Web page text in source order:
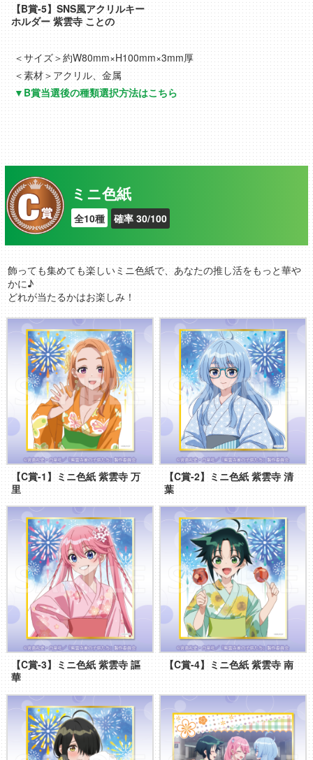
【B賞-5】SNS風アクリルキー
ホルダー 紫雲寺 ことの
＜サイズ＞約W80mm×H100mm×3mm厚
＜素材＞アクリル、金属
▼B賞当選後の種類選択方法はこちら
ミニ色紙
全10種 確率 30/100
飾っても集めても楽しいミニ色紙で、あなたの推し活をもっと華や
かに♪
どれが当たるかはお楽しみ！
【C賞-1】ミニ色紙 紫雲寺 万
里
【C賞-2】ミニ色紙 紫雲寺 清
葉
【C賞-3】ミニ色紙 紫雲寺 謳
華
【C賞-4】ミニ色紙 紫雲寺 南